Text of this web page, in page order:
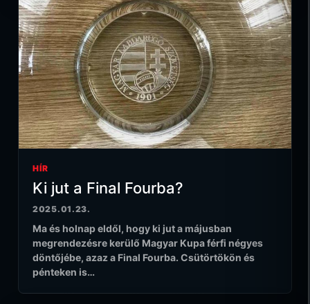
HÍR
Ki jut a Final Fourba?
2025.01.23.
Ma és holnap eldől, hogy ki jut a májusban
megrendezésre kerülő Magyar Kupa férfi négyes
döntőjébe, azaz a Final Fourba. Csütörtökön és
pénteken is…